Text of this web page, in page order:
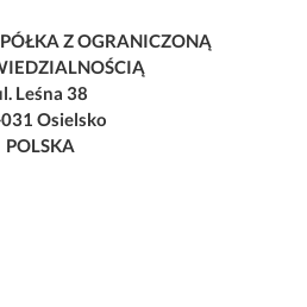
Z OGRANICZONĄ
Leśna 38
Osielsko
POLSKA